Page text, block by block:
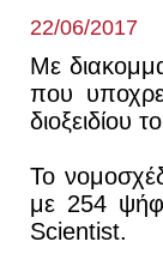
22/06/2017
Με
που
διοξειδίου
Το
με 254
Scientist.